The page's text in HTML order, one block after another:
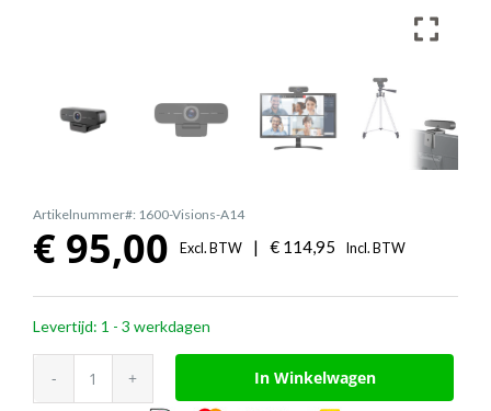
Artikelnummer#: 1600-Visions-A14
€ 95,00 Excl. BTW | € 114,95 Incl. BTW
Levertijd: 1 - 3 werkdagen
A14
In Winkelwagen